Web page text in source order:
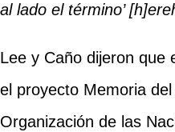
al lado el término’
Lee y Caño dijeron que
el proyecto Memoria
Organización de las